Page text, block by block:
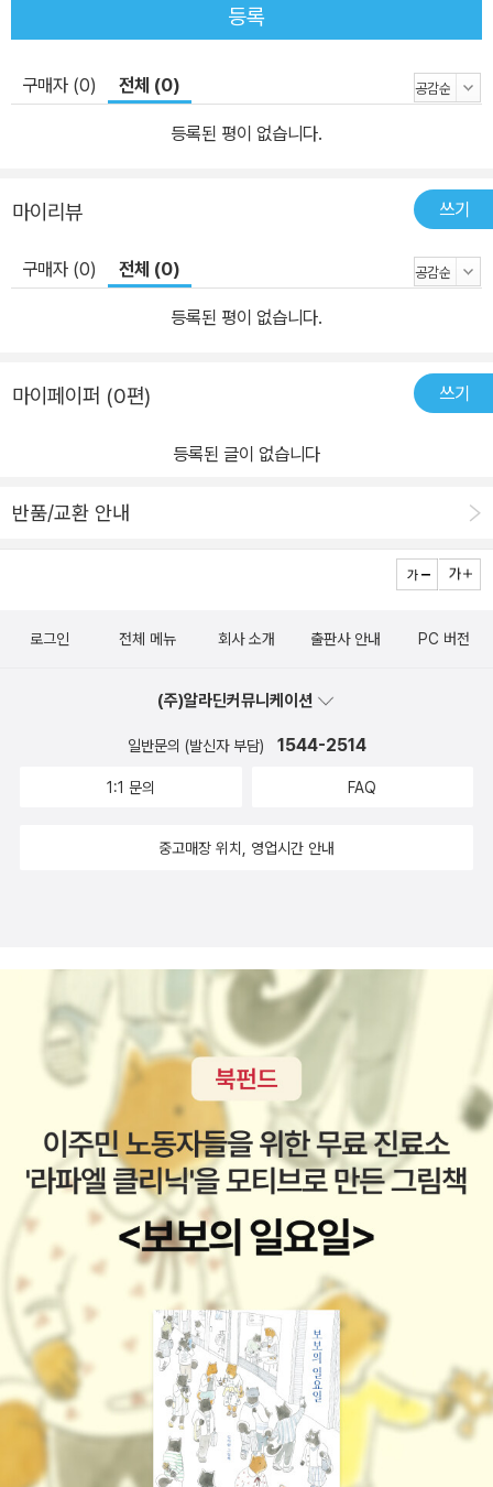
등록
구매자 (0) 전체 (0)
등록된 평이 없습니다.
마이리뷰 쓰기
구매자 (0) 전체 (0)
등록된 평이 없습니다.
마이페이퍼 (0편) 쓰기
등록된 글이 없습니다
반품/교환 안내
로그인 전체 메뉴 회사 소개 출판사 안내 PC 버전
(주)알라딘커뮤니케이션
일반문의 (발신자 부담) 1544-2514
1:1 문의 FAQ
중고매장 위치, 영업시간 안내